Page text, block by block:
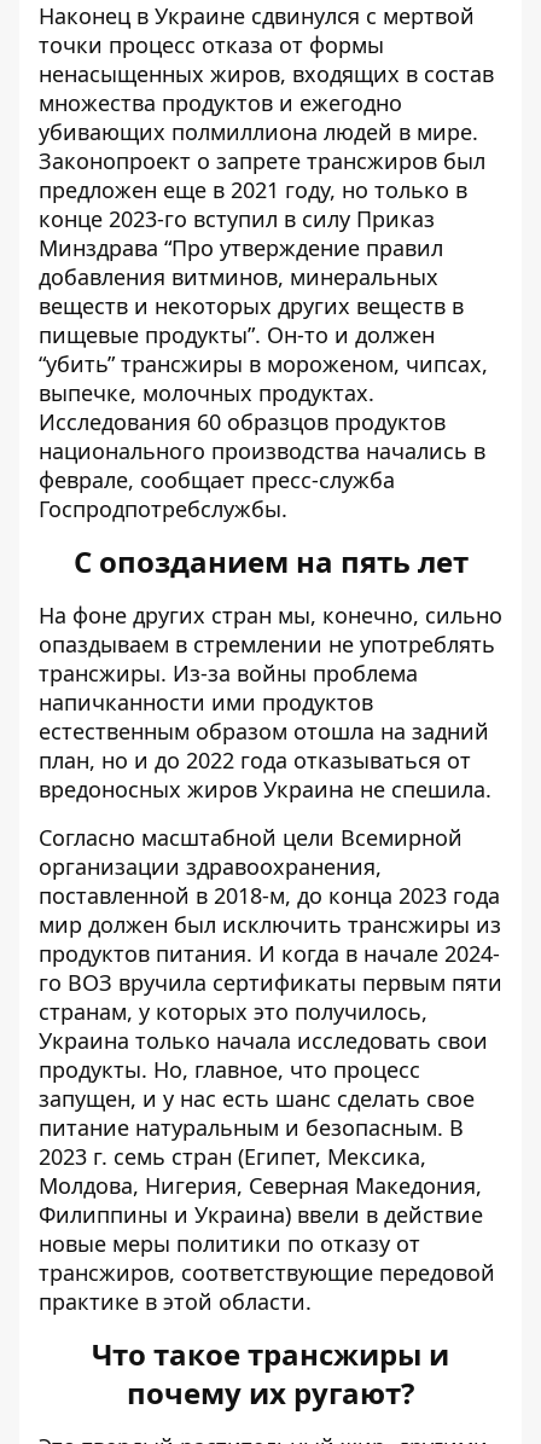
Наконец в Украине сдвинулся с мертвой
точки процесс отказа от формы
ненасыщенных жиров, входящих в состав
множества продуктов и ежегодно
убивающих полмиллиона людей в мире.
Законопроект о запрете трансжиров был
предложен еще в 2021 году, но только в
конце 2023-го вступил в силу Приказ
Минздрава “Про утверждение правил
добавления витминов, минеральных
веществ и некоторых других веществ в
пищевые продукты”. Он-то и должен
“убить” трансжиры в мороженом, чипсах,
выпечке, молочных продуктах.
Исследования 60 образцов продуктов
национального производства начались в
феврале, сообщает пресс-служба
Госпродпотребслужбы.
С опозданием на пять лет
На фоне других стран мы, конечно, сильно
опаздываем в стремлении не употреблять
трансжиры. Из-за войны проблема
напичканности ими продуктов
естественным образом отошла на задний
план, но и до 2022 года отказываться от
вредоносных жиров Украина не спешила.
Согласно масштабной цели Всемирной
организации здравоохранения,
поставленной в 2018-м, до конца 2023 года
мир должен был исключить трансжиры из
продуктов питания. И когда в начале 2024-
го ВОЗ вручила сертификаты первым пяти
странам, у которых это получилось,
Украина только начала исследовать свои
продукты. Но, главное, что процесс
запущен, и у нас есть шанс сделать свое
питание натуральным и безопасным. В
2023 г. семь стран (Египет, Мексика,
Молдова, Нигерия, Северная Македония,
Филиппины и Украина) ввели в действие
новые меры политики по отказу от
трансжиров, соответствующие передовой
практике в этой области.
Что такое трансжиры и
почему их ругают?